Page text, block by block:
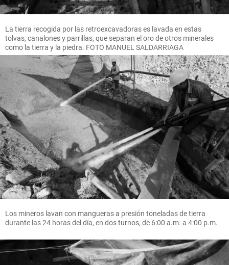
La tierra recogida por las retroexcavadoras es lavada en estas
tolvas, canalones y parrillas, que separan el oro de otros minerales
como la tierra y la piedra. FOTO MANUEL SALDARRIAGA
Los mineros lavan con mangueras a presión toneladas de tierra
durante las 24 horas del día, en dos turnos, de 6:00 a.m. a 4:00 p.m.